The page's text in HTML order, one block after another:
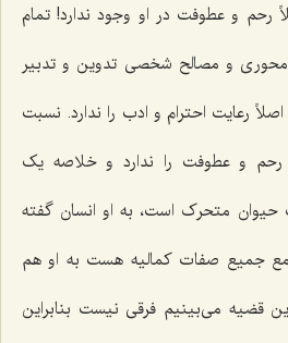
رحم و عطوفت در او وجود ندارد! تمام
و مصالح شخصی تدوین و تدبیر
رعایت احترام و ادب را ندارد. نسبت
رحم و عطوفت را ندارد و خلاصه یک
متحرک است، به او انسان گفته
جمیع صفات کمالیه هست به او هم
قضیه مى‌بینیم فرقى نیست بنابراین